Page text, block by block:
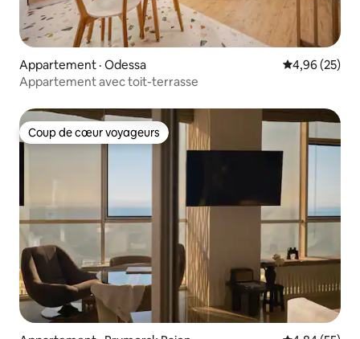
Appartement · Odessa Note
4,96 (25)
Appartement avec toit-terrasse
Coup de cœur voyageurs
Coup de cœur voyageurs